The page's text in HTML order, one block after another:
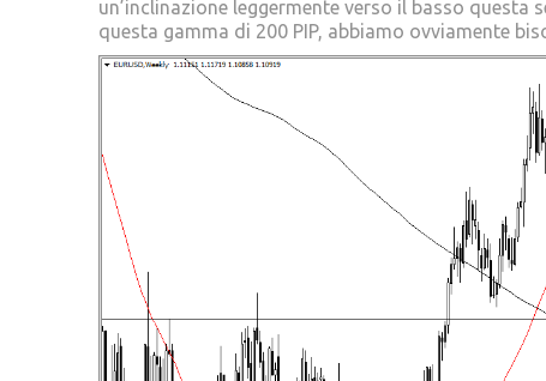
un’inclinazione leggermente verso il basso
questa gamma di 200 PIP, abbiamo ovviamente